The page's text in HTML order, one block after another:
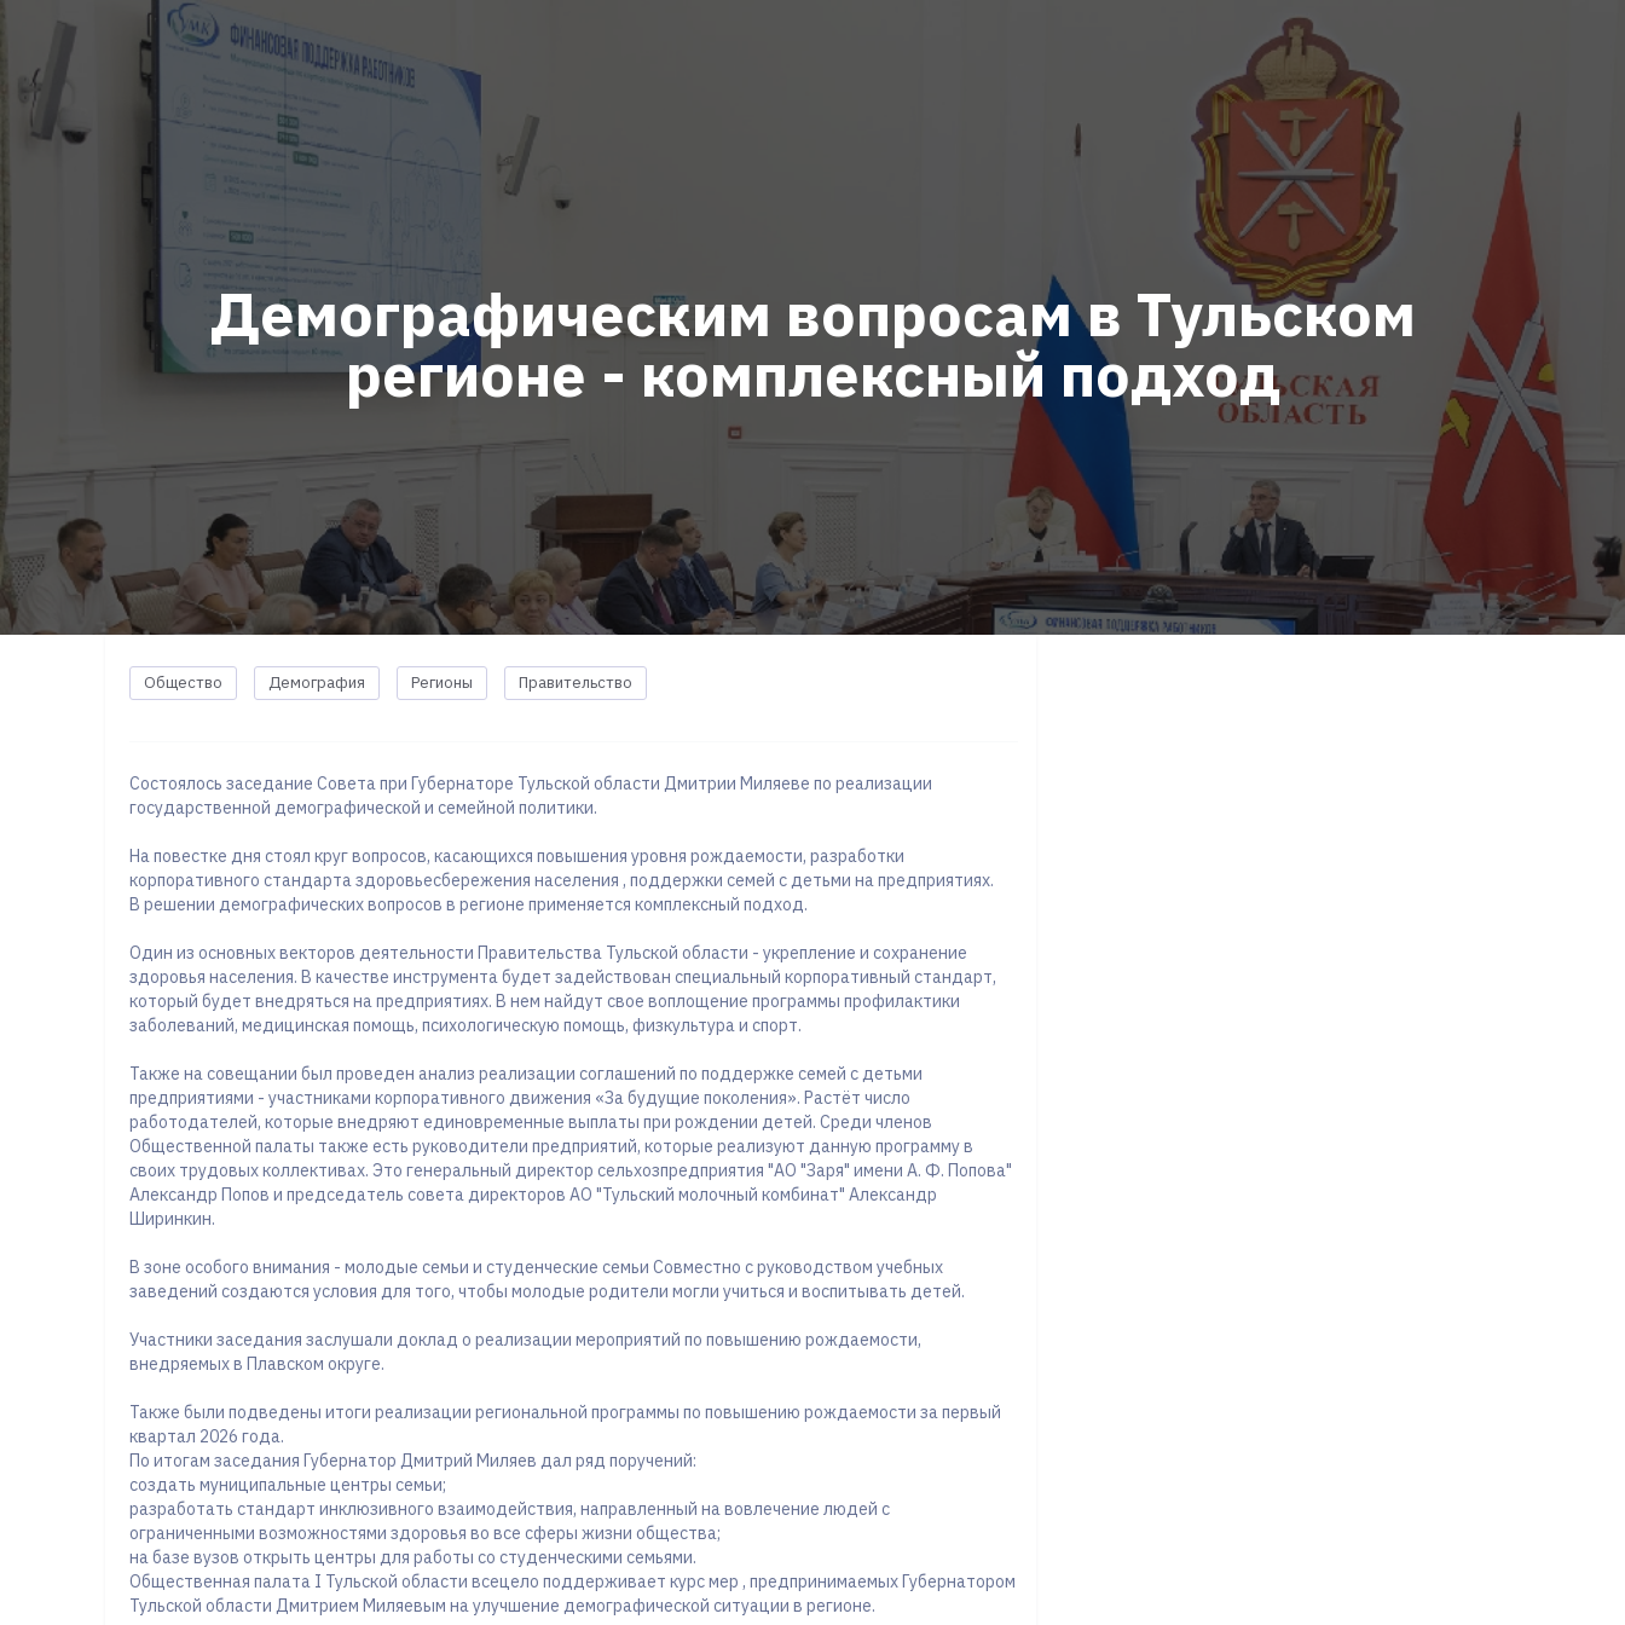
Демографическим вопросам в Тульском
регионе - комплексный подход
Общество Демография Регионы Правительство
Состоялось заседание Совета при Губернаторе Тульской области Дмитрии Миляеве по реализации
государственной демографической и семейной политики.
На повестке дня стоял круг вопросов, касающихся повышения уровня рождаемости, разработки
корпоративного стандарта здоровьесбережения населения , поддержки семей с детьми на предприятиях.
В решении демографических вопросов в регионе применяется комплексный подход.
Один из основных векторов деятельности Правительства Тульской области - укрепление и сохранение
здоровья населения. В качестве инструмента будет задействован специальный корпоративный стандарт,
который будет внедряться на предприятиях. В нем найдут свое воплощение программы профилактики
заболеваний, медицинская помощь, психологическую помощь, физкультура и спорт.
Также на совещании был проведен анализ реализации соглашений по поддержке семей с детьми
предприятиями - участниками корпоративного движения «За будущие поколения». Растёт число
работодателей, которые внедряют единовременные выплаты при рождении детей. Среди членов
Общественной палаты также есть руководители предприятий, которые реализуют данную программу в
своих трудовых коллективах. Это генеральный директор сельхозпредприятия "АО "Заря" имени А. Ф. Попова"
Александр Попов и председатель совета директоров АО "Тульский молочный комбинат" Александр
Ширинкин.
В зоне особого внимания - молодые семьи и студенческие семьи Совместно с руководством учебных
заведений создаются условия для того, чтобы молодые родители могли учиться и воспитывать детей.
Участники заседания заслушали доклад о реализации мероприятий по повышению рождаемости,
внедряемых в Плавском округе.
Также были подведены итоги реализации региональной программы по повышению рождаемости за первый
квартал 2026 года.
По итогам заседания Губернатор Дмитрий Миляев дал ряд поручений:
создать муниципальные центры семьи;
разработать стандарт инклюзивного взаимодействия, направленный на вовлечение людей с
ограниченными возможностями здоровья во все сферы жизни общества;
на базе вузов открыть центры для работы со студенческими семьями.
Общественная палата I Тульской области всецело поддерживает курс мер , предпринимаемых Губернатором
Тульской области Дмитрием Миляевым на улучшение демографической ситуации в регионе.